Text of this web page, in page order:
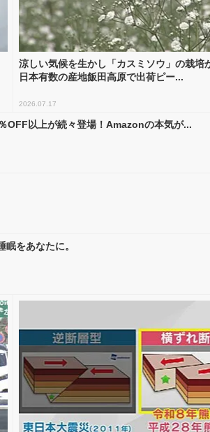
涼しい気候を生かし「カスミソウ」の栽
日本有数の産地飯田高原で出荷ピー...
2026.07.17
OFF以上が続々登場！Amazonの本気が...
眠をあなたに。